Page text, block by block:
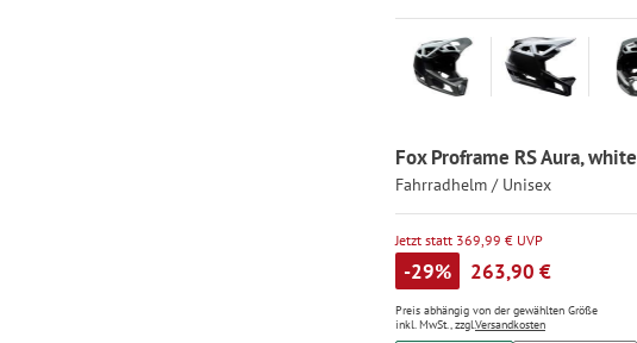
Fox Proframe RS Aura, white
Fahrradhelm / Unisex
Jetzt statt 369,99 € UVP
-29% 263,90 €
Preis abhängig von der gewählten Größe
inkl. MwSt., zzgl.Versandkosten